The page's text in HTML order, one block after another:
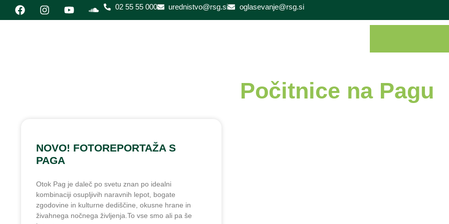
02 55 55 000 urednistvo@rsg.si oglasevanje@rsg.si
Počitnice na Pagu
NOVO! FOTOREPORTAŽA S
PAGA
Otok Pag je daleč po svetu znan po idealni
kombinaciji osupljivih naravnih lepot, bogate
zgodovine in kulturne dediščine, okusne hrane in
živahnega nočnega življenja.To vse smo ali pa še